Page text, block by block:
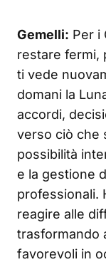
Gemelli: Per i
restare fermi,
ti vede
domani la
accordi,
verso ciò che
possibilità
e la gestione
professionali.
reagire alle
trasformando
favorevoli in